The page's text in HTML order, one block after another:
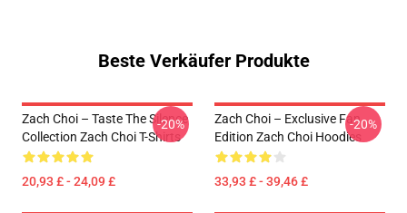
Beste Verkäufer Produkte
Zach Choi – Taste The Silence
Collection Zach Choi T-Shirts
20,93 £ - 24,09 £
-20%
Zach Choi – Exclusive Fan
Edition Zach Choi Hoodies
33,93 £ - 39,46 £
-20%